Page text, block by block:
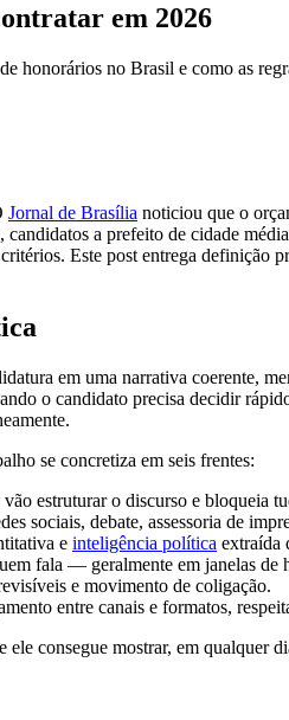
em 2026
honorários no Brasil e como as
Jornal de Brasília noticiou que o
a prefeito de cidade
Este post entrega definição
em uma narrativa coerente,
o candidato precisa decidir
se concretiza em seis frentes:
estruturar o discurso e bloqueia
sociais, debate, assessoria de
e inteligência política extraída
fala — geralmente em janelas de
e movimento de coligação.
entre canais e formatos,
consegue mostrar, em qualquer